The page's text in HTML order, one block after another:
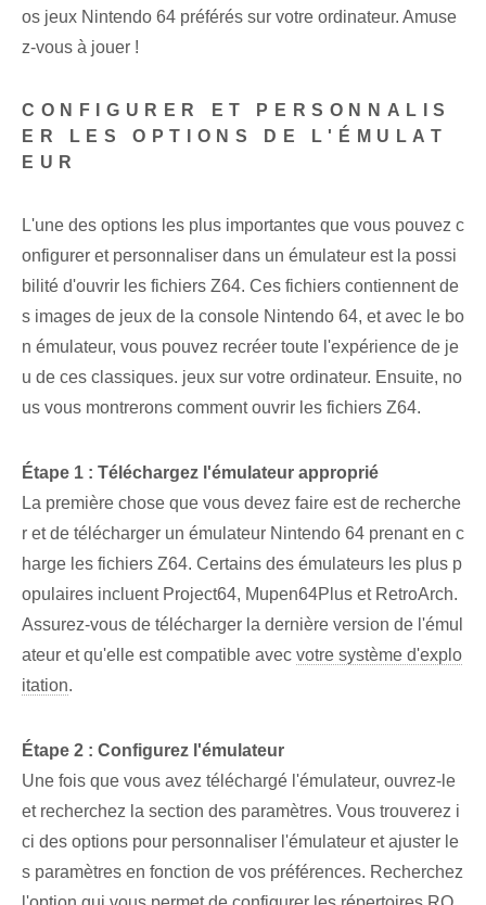
os jeux ‌Nintendo 64 préférés sur votre ordinateur. Amuse
z-vous à jouer !
CONFIGURER ET PERSONNALIS
ER LES OPTIONS DE L'ÉMULAT
EUR
L'une des options les plus importantes que vous pouvez c
onfigurer et personnaliser dans un émulateur est la possi
bilité d'ouvrir les fichiers Z64. Ces fichiers contiennent de
s images de jeux de la console Nintendo 64, et avec le bo
n émulateur, vous pouvez recréer toute l'expérience de je
u de ces classiques. jeux⁤ sur votre ordinateur. ‌Ensuite, no
us vous montrerons comment ouvrir les fichiers Z64.
Étape 1 : Téléchargez l'émulateur approprié
La première chose que vous devez faire est de recherche
r et de télécharger un émulateur Nintendo 64 prenant en c
harge les fichiers Z64. Certains des émulateurs les plus p
opulaires incluent Project64, Mupen64Plus et RetroArch.
Assurez-vous de télécharger la dernière version de l'émul
ateur et qu'elle est compatible avec votre système d'explo
itation.
Étape 2 :⁤ Configurez l'émulateur
Une fois que vous avez téléchargé l'émulateur, ouvrez-le
et recherchez la section des paramètres. Vous trouverez i
ci des options pour personnaliser l'émulateur et ajuster le
s paramètres en fonction de vos préférences. Recherchez